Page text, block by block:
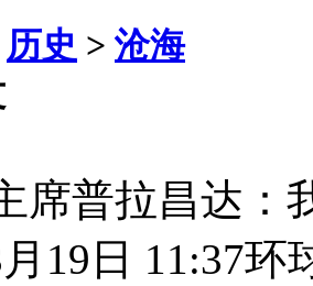
历史 > 沧海
席普拉昌达：
19日 11:37环